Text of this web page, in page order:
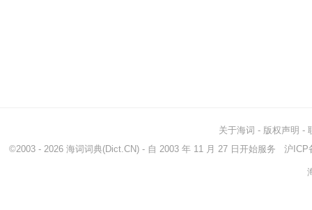
关于海词 - 版权声明 -
©2003 - 2026 海词词典(Dict.CN) - 自 2003 年 11 月 27 日开始服务 沪ICP